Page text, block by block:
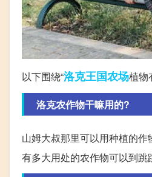
以下围绕“洛克王国农场植物
洛克农作物干嘛用的?
山姆大叔那里可以用种植的
有多大用处的农作物可以到跳